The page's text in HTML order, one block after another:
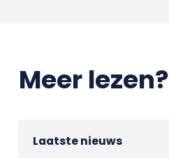
Meer lezen?
Laatste nieuws